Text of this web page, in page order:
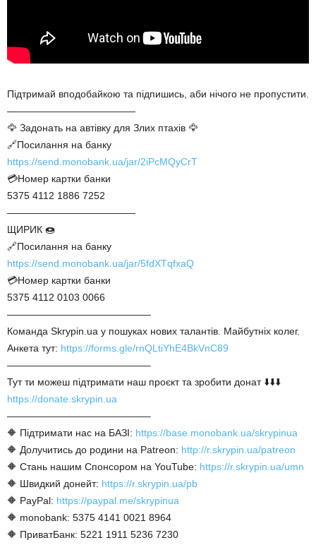
Підтримай вподобайкою та підпишись, аби нічого не пропустити.
—————————————
🦅 Задонать на автівку для Злих птахів 🦅
🔗Посилання на банку
https://send.monobank.ua/jar/2iPcMQyCrT
💳Номер картки банки
5375 4112 1886 7252
—————————————
ЩИРИК 🍩
🔗Посилання на банку
https://send.monobank.ua/jar/5fdXTqfxaQ
💳Номер картки банки
5375 4112 0103 0066
——————————————–
Команда Skrypin.ua у пошуках нових талантів. Майбутніх колег.
Анкета тут: https://forms.gle/rnQLtiYhE4BkVnC89
——————————————–
Тут ти можеш підтримати наш проєкт та зробити донат ⬇️⬇️⬇️
https://donate.skrypin.ua
——————————————–
🔶 Підтримати нас на БАЗІ: https://base.monobank.ua/skrypinua
🔶 Долучитись до родини на Patreon: http://r.skrypin.ua/patreon
🔶 Стань нашим Спонсором на YouTube: https://r.skrypin.ua/umn
🔶 Швидкий донейт: https://r.skrypin.ua/pb
🔶 PayPal: https://paypal.me/skrypinua
🔶 monobank: 5375 4141 0021 8964
🔶 ПриватБанк: 5221 1911 5236 7230